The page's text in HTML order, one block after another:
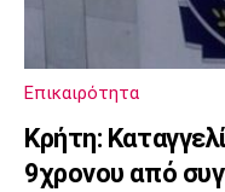
Επικαιρότητα
Kρήτη:
9χρονου από